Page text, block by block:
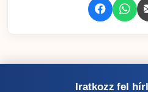
Iratkozz fel